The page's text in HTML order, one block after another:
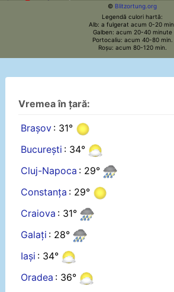
© Blitzortung.org
Legendă culori hartă:
Alb: a fulgerat acum 0-20 min.
Galben: acum 20-40 minute
Portocaliu: acum 40-80 min.
Roșu: acum 80-120 min.
Vremea în țară:
Brașov : 31°
București : 34°
Cluj-Napoca : 29°
Constanța : 29°
Craiova : 31°
Galați : 28°
Iași : 34°
Oradea : 36°